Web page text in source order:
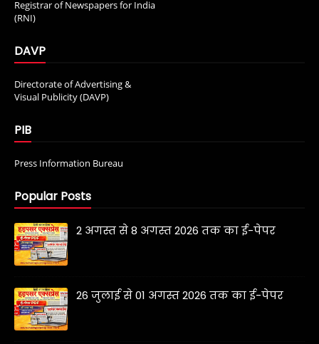
Registrar of Newspapers for India
(RNI)
DAVP
Directorate of Advertising &
Visual Publicity (DAVP)
PIB
Press Information Bureau
Popular Posts
2 अगस्त से 8 अगस्त 2026 तक का ई-पेपर
26 जुलाई से 01 अगस्त 2026 तक का ई-पेपर